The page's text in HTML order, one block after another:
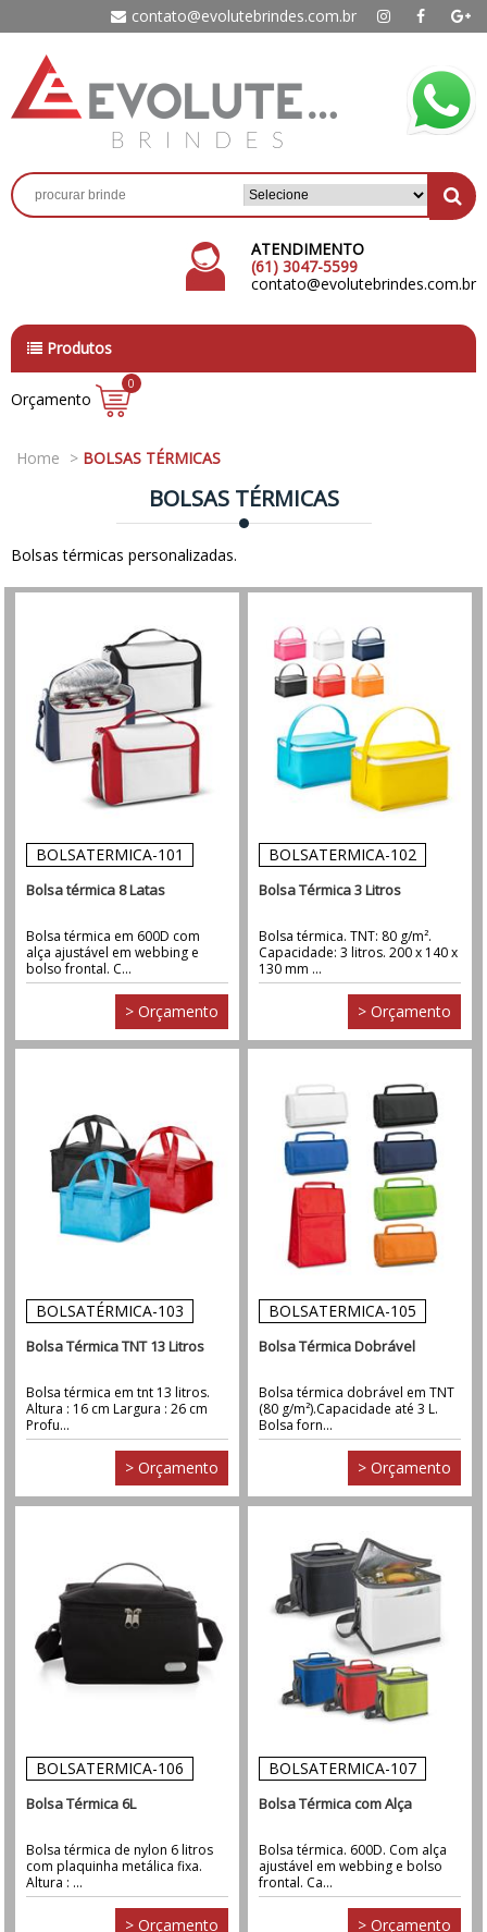
contato@evolutebrindes.com.br
ATENDIMENTO
(61) 3047-5599
contato@evolutebrindes.com.br
Produtos
Orçamento
0
Home > BOLSAS TÉRMICAS
BOLSAS TÉRMICAS
Bolsas térmicas personalizadas.
BOLSATERMICA-101
Bolsa térmica 8 Latas
Bolsa térmica em 600D com
alça ajustável em webbing e
bolso frontal. C...
> Orçamento
BOLSATERMICA-102
Bolsa Térmica 3 Litros
Bolsa térmica. TNT: 80 g/m².
Capacidade: 3 litros. 200 x 140 x
130 mm ...
> Orçamento
BOLSATÉRMICA-103
Bolsa Térmica TNT 13 Litros
Bolsa térmica em tnt 13 litros.
Altura : 16 cm Largura : 26 cm
Profu...
> Orçamento
BOLSATERMICA-105
Bolsa Térmica Dobrável
Bolsa térmica dobrável em TNT
(80 g/m²).Capacidade até 3 L.
Bolsa forn...
> Orçamento
BOLSATERMICA-106
Bolsa Térmica 6L
Bolsa térmica de nylon 6 litros
com plaquinha metálica fixa.
Altura : ...
> Orçamento
BOLSATERMICA-107
Bolsa Térmica com Alça
Bolsa térmica. 600D. Com alça
ajustável em webbing e bolso
frontal. Ca...
> Orçamento